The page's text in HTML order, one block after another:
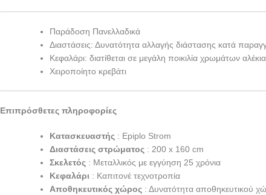
Παράδοση Πανελλαδικά
Διαστάσεις: Δυνατότητα αλλαγής διάστασης κατά
Κεφαλάρι: διατίθεται σε μεγάλη ποικιλία χρωμάτων
Χειροποίητο κρεβάτι
Επιπρόσθετες πληροφορίες
Κατασκευαστής : Epiplo Strom
Διαστάσεις στρώματος : 200 x 160 cm
Σκελετός : Μεταλλικός με εγγύηση 25 χρόνια
Κεφαλάρι : Καπιτονέ τεχνοτροπία
Αποθηκευτικός χώρος : Δυνατότητα αποθηκευτικού